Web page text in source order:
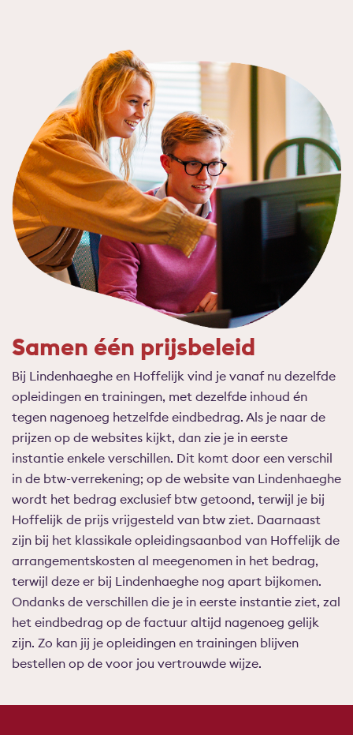
Samen één prijsbeleid
Bij Lindenhaeghe en Hoffelijk vind je vanaf nu dezelfde
opleidingen en trainingen, met dezelfde inhoud én
tegen nagenoeg hetzelfde eindbedrag. Als je naar de
prijzen op de websites kijkt, dan zie je in eerste
instantie enkele verschillen. Dit komt door een verschil
in de btw-verrekening; op de website van Lindenhaeghe
wordt het bedrag exclusief btw getoond, terwijl je bij
Hoffelijk de prijs vrijgesteld van btw ziet. Daarnaast
zijn bij het klassikale opleidingsaanbod van Hoffelijk de
arrangementskosten al meegenomen in het bedrag,
terwijl deze er bij Lindenhaeghe nog apart bijkomen.
Ondanks de verschillen die je in eerste instantie ziet, zal
het eindbedrag op de factuur altijd nagenoeg gelijk
zijn. Zo kan jij je opleidingen en trainingen blijven
bestellen op de voor jou vertrouwde wijze.